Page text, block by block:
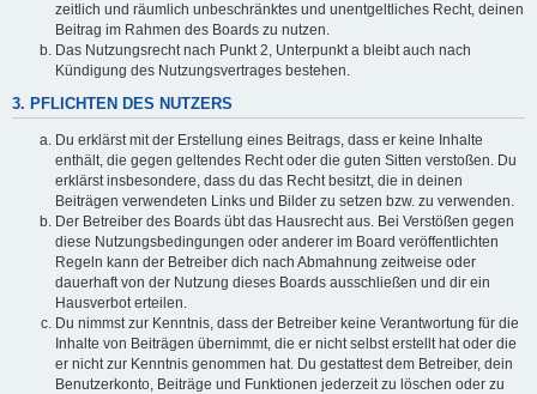
zeitlich und räumlich unbeschränktes und unentgeltliches Recht, deinen
Beitrag im Rahmen des Boards zu nutzen.
Das Nutzungsrecht nach Punkt 2, Unterpunkt a bleibt auch nach
Kündigung des Nutzungsvertrages bestehen.
3. PFLICHTEN DES NUTZERS
Du erklärst mit der Erstellung eines Beitrags, dass er keine Inhalte
enthält, die gegen geltendes Recht oder die guten Sitten verstoßen. Du
erklärst insbesondere, dass du das Recht besitzt, die in deinen
Beiträgen verwendeten Links und Bilder zu setzen bzw. zu verwenden.
Der Betreiber des Boards übt das Hausrecht aus. Bei Verstößen gegen
diese Nutzungsbedingungen oder anderer im Board veröffentlichten
Regeln kann der Betreiber dich nach Abmahnung zeitweise oder
dauerhaft von der Nutzung dieses Boards ausschließen und dir ein
Hausverbot erteilen.
Du nimmst zur Kenntnis, dass der Betreiber keine Verantwortung für die
Inhalte von Beiträgen übernimmt, die er nicht selbst erstellt hat oder die
er nicht zur Kenntnis genommen hat. Du gestattest dem Betreiber, dein
Benutzerkonto, Beiträge und Funktionen jederzeit zu löschen oder zu